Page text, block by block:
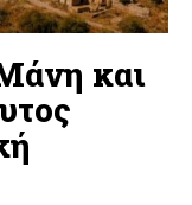
και